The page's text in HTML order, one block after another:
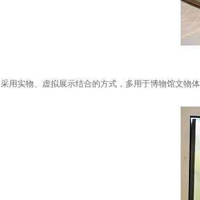
采用实物、虚拟展示结合的方式，多用于博物馆文物